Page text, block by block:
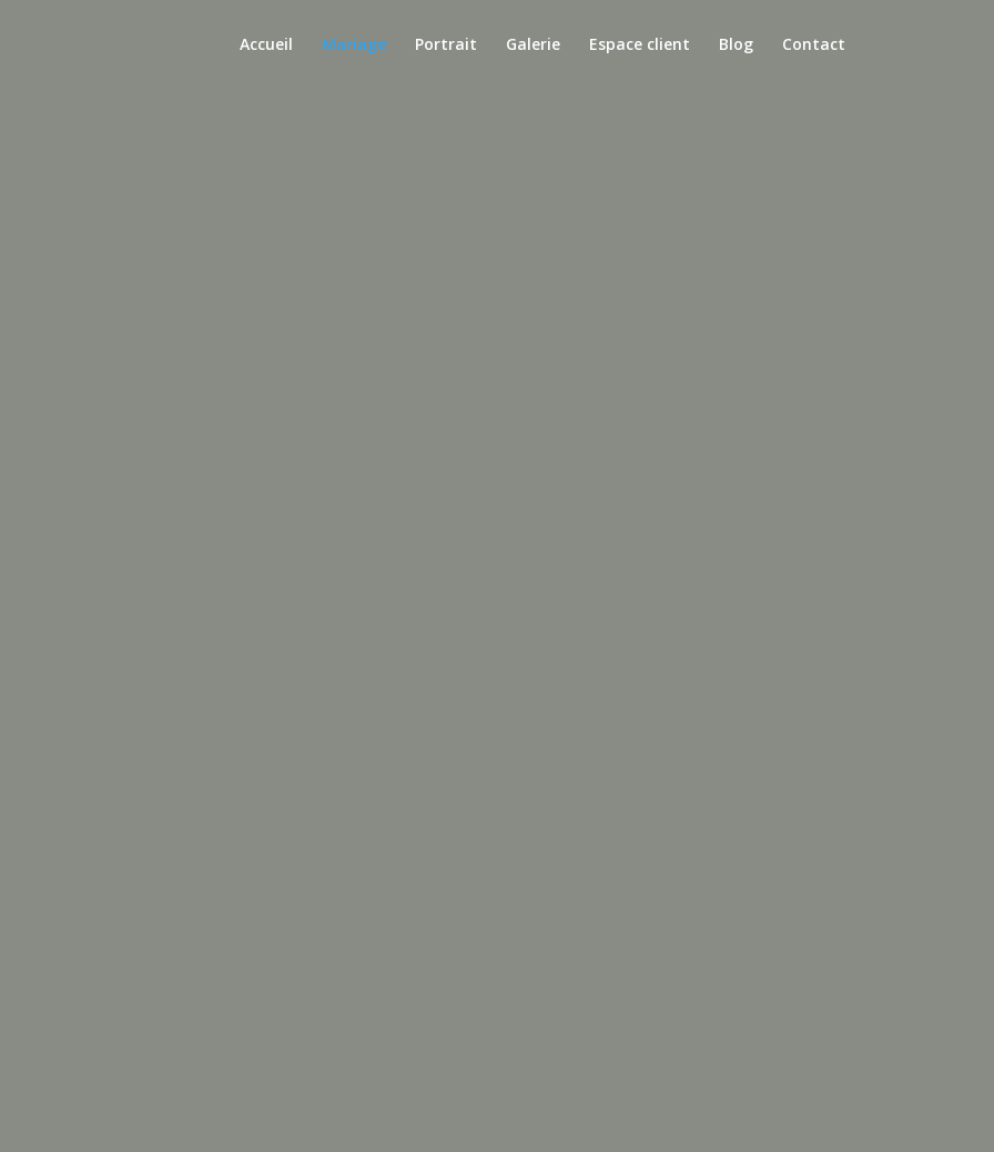
Accueil Mariage Portrait Galerie Espace client Blog Contact